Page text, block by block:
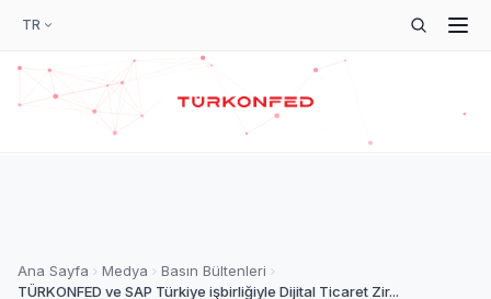
TR
Ana Sayfa Medya
Basın Bültenleri
TÜRKONFED ve SAP Türkiye işbirliğiyle Dijital Ticaret Zir...